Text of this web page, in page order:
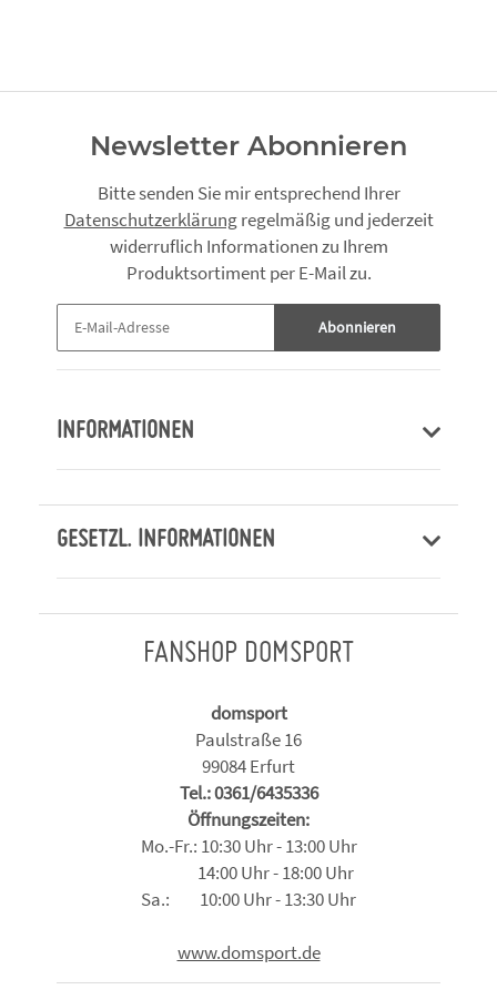
Newsletter Abonnieren
Bitte senden Sie mir entsprechend Ihrer
Datenschutzerklärungregelmäßig und jederzeit
widerruflich Informationen zu Ihrem
Produktsortiment per E-Mail zu.
Abonnieren
INFORMATIONEN
GESETZL. INFORMATIONEN
FANSHOP DOMSPORT
domsport
Paulstraße 16
99084 Erfurt
Tel.: 0361/6435336
Öffnungszeiten:
Mo.-Fr.: 10:30 Uhr - 13:00 Uhr
14:00 Uhr - 18:00 Uhr
Sa.: 10:00 Uhr - 13:30 Uhr
www.domsport.de